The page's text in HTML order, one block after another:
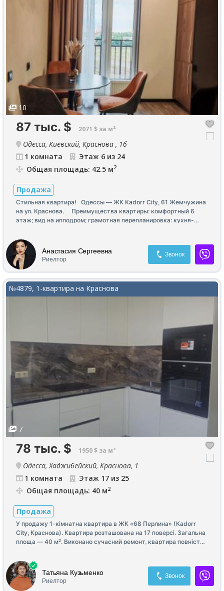
10
87 тыс. $ 2071 $ за м²
Одесса, Киевский, Краснова , 1б
1 комната
Этаж 6 из 24
Общая площадь: 42.5 м2
Продажа
Стильная квартира! Одессы — ЖК Kadorr City, 61 Жемчужина
на ул. Краснова. Преимущества квартиры: комфортный 6
этаж; вид на ипподром; грамотная перепланировка: кухня-
совмещенный санузел с теплым полом; балкон; качественный
современный ремонт; мебель и техника Whirlpool; стирально-
сушильная машина; предусмотрены выводы и автоматика для
подключения резервного питания. Комплекс бизнес-класса с
закрытой охраняемой территорией, подземным паркингом,
собственной инфраструктурой и удобной транспортной
развязкой. Отличный вариант как для комфортной жизни, так и
Анастасия Сергеевна
Риелтор
Звонок
№4879, 1-квартира на Краснова
7
78 тыс. $ 1950 $ за м²
Одесса, Хаджибейский, Краснова, 1
1 комната
Этаж 17 из 25
Общая площадь: 40 м2
Продажа
У продажу 1-кімнатна квартира в ЖК «68 Перлина» (Kadorr
City, Краснова). Квартира розташована на 17 поверсі. Загальна
площа — 40 м². Виконано сучасний ремонт, квартира повністю
заїжджати та жити без додаткових витрат. Чудовий варіант як
для власного проживання, так і для інвестиції під оренду.
Телефонуйте, щоб дізнатися більше та домовитися про
перегляд!
Татьяна Кузьменко
Риелтор
Звонок